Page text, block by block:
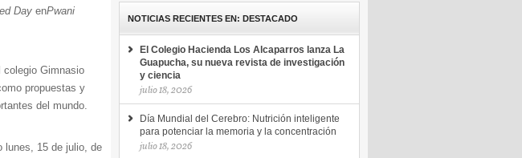
Day enPwani
colegio Gimnasio
propuestas y
del mundo.
lunes, 15 de julio, de
NOTICIAS RECIENTES EN: DESTACADO
El Colegio Hacienda Los Alcaparros lanza La
Guapucha, su nueva revista de investigación
y ciencia
julio 18, 2026
Día Mundial del Cerebro: Nutrición inteligente
para potenciar la memoria y la concentración
julio 18, 2026